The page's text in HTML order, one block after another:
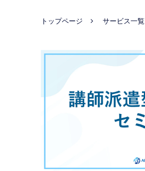
トップページ サービス一覧